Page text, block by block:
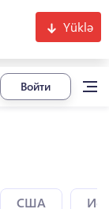
Yüklə
Войти
США